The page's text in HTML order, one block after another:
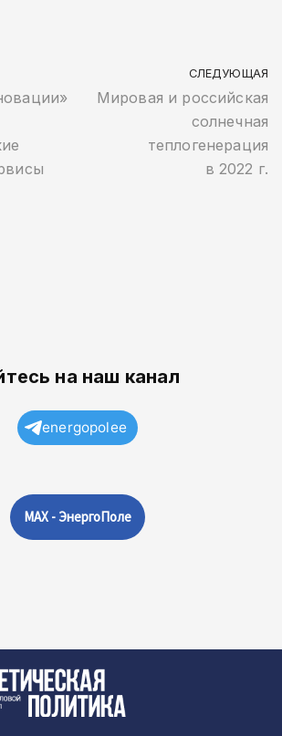
СЛЕДУЮЩАЯ
Мировая и российская
солнечная
теплогенерация
в 2022 г.
на наш канал
energopolee
MAX - ЭнергоПоле